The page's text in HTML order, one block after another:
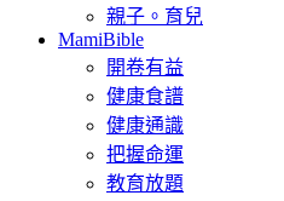
親子。育兒
MamiBible
開卷有益
健康食譜
健康通識
把握命運
教育放題